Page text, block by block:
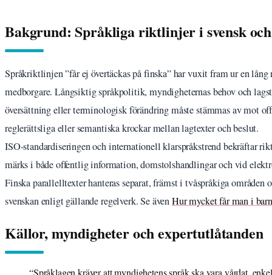
Bakgrund: Språkliga riktlinjer i svensk
Språkriktlinjen ”får ej övertäckas på finska” har vuxit fram ur en
medborgare. Långsiktig språkpolitik, myndigheternas behov och
översättning eller terminologisk förändring måste stämmas av mot
reglerättsliga eller semantiska krockar mellan lagtexter och beslut.
ISO-standardiseringen och internationell klarspråkstrend bekräftar
märks i både offentlig information, domstolshandlingar och vid
Finska parallelltexter hanteras separat, främst i tvåspråkiga
svenskan enligt gällande regelverk. Se ävenHur mycket får man i
Källor, myndigheter och expertutlåtanden
“Språklagen kräver att myndighetens språk ska vara vårdat,